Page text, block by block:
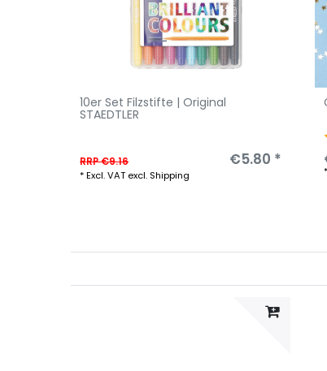
10er Set Filzstifte | Original
STAEDTLER
RRP €9.16 €5.80 *
*Excl. VAT excl. Shipping